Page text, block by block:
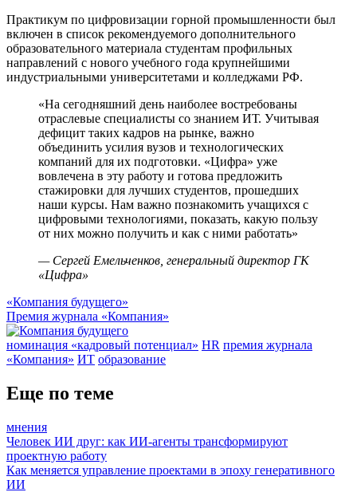
Практикум по цифровизации горной промышленности был
включен в список рекомендуемого дополнительного
образовательного материала студентам профильных
направлений с нового учебного года крупнейшими
индустриальными университетами и колледжами РФ.
«На сегодняшний день наиболее востребованы
отраслевые специалисты со знанием ИТ. Учитывая
дефицит таких кадров на рынке, важно
объединить усилия вузов и технологических
компаний для их подготовки. «Цифра» уже
вовлечена в эту работу и готова предложить
стажировки для лучших студентов, прошедших
наши курсы. Нам важно познакомить учащихся с
цифровыми технологиями, показать, какую пользу
от них можно получить и как с ними работать»
— Сергей Емельченков, генеральный директор ГК
«Цифра»
«Компания будущего»
Премия журнала «Компания»
номинация «кадровый потенциал» HR премия журнала
«Компания» ИТ образование
Еще по теме
мнения
Человек ИИ друг: как ИИ-агенты трансформируют
проектную работу
Как меняется управление проектами в эпоху генеративного
ИИ